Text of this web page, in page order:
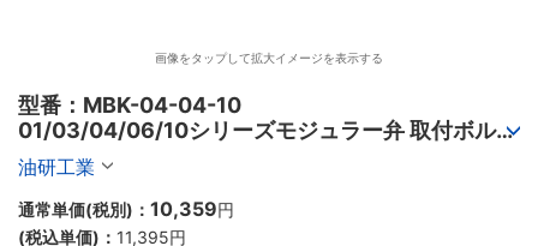
画像をタップして拡大イメージを表示する
型番：MBK-04-04-10
01/03/04/06/10シリーズモジュラー弁 取付ボルト
キット
油研工業
通常単価(税別)： 10,359円
(税込単価)： 11,395円